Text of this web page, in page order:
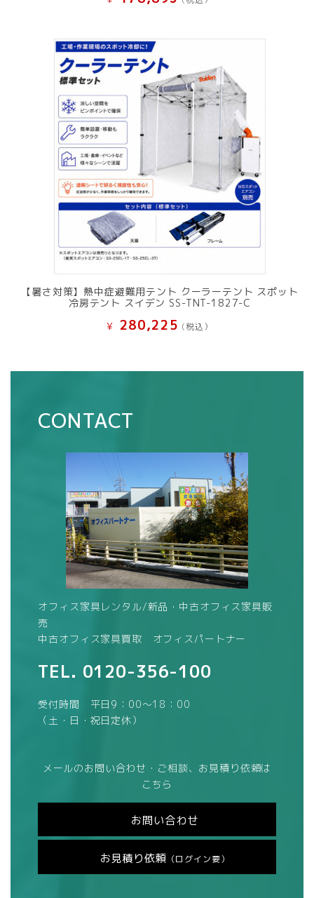
【暑さ対策】熱中症避難用テント クーラーテント スポット
冷房テント スイデン SS-TNT-1827-C
¥ 280,225 (税込）
CONTACT
オフィス家具レンタル/新品・中古オフィス家具販
売
中古オフィス家具買取 オフィスパートナー
TEL. 0120-356-100
受付時間 平日9：00～18：00
（土・日・祝日定休）
メールのお問い合わせ・ご相談、お見積り依頼は
こちら
お問い合わせ
お見積り依頼 （ログイン要）